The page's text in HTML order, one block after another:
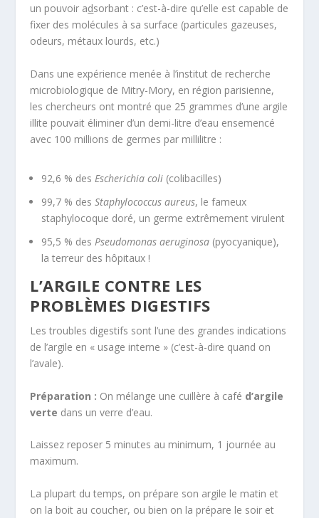
un pouvoir adsorbant : c’est-à-dire qu’elle est capable de
fixer des molécules à sa surface (particules gazeuses,
odeurs, métaux lourds, etc.)
Dans une expérience menée à l’institut de recherche
microbiologique de Mitry-Mory, en région parisienne,
les chercheurs ont montré que 25 grammes d’une argile
illite pouvait éliminer d’un demi-litre d’eau ensemencé
avec 100 millions de germes par millilitre :
92,6 % desEscherichia coli (colibacilles)
99,7 % desStaphylococcus aureus, le fameux
staphylocoque doré, un germe extrêmement virulent
95,5 % des Pseudomonas aeruginosa (pyocyanique),
la terreur des hôpitaux !
L’ARGILE CONTRE LES
PROBLÈMES DIGESTIFS
Les troubles digestifs sont l’une des grandes indications
de l’argile en « usage interne » (c’est-à-dire quand on
l’avale).
Préparation : On mélange une cuillère à café d’argile
verte dans un verre d’eau.
Laissez reposer 5 minutes au minimum, 1 journée au
maximum.
La plupart du temps, on prépare son argile le matin et
on la boit au coucher, ou bien on la prépare le soir et